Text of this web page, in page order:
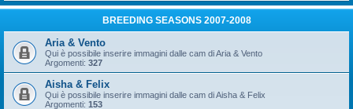
BREEDING SEASONS 2007-2008
Aria & Vento
Qui è possibile inserire immagini dalle cam di Aria & Vento
Argomenti: 327
Aisha & Felix
Qui è possibile inserire immagini dalle cam di Aisha & Felix
Argomenti: 153